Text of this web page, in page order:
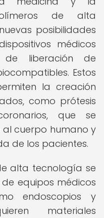
de alta
posibilidades
médicos
de liberación de
Estos
la creación
como prótesis
que se
cuerpo humano y
de los pacientes.
alta tecnología se
equipos médicos
endoscopios y
materiales